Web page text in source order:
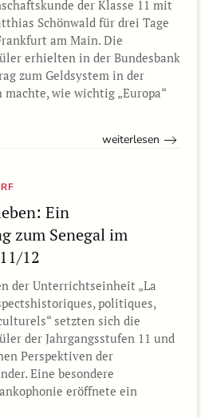
der Klasse 11 mit
Schönwald für drei Tage
am Main. Die
erhielten in der Bundesbank
zum Geldsystem in der
wie wichtig „Europa“
weiterlesen
Ein
zum Senegal im
12
der Unterrichtseinheit „La
politiques,
setzten sich die
der Jahrgangsstufen 11 und
Perspektiven der
Eine besondere
eröffnete ein